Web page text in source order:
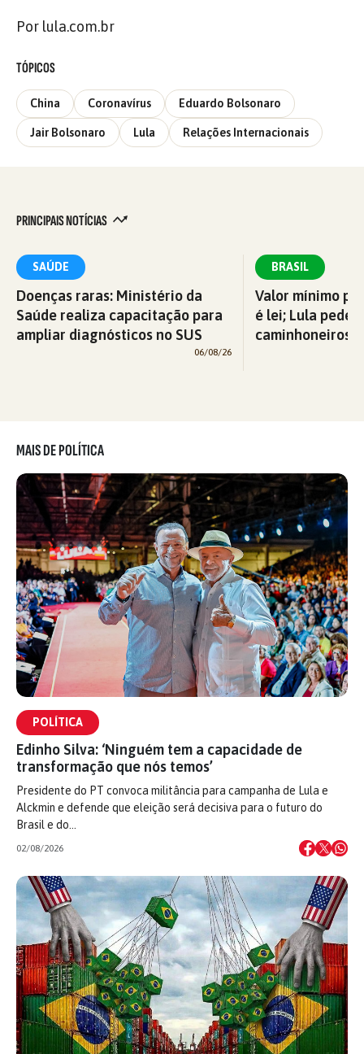
Por lula.com.br
TÓPICOS
China Coronavírus Eduardo Bolsonaro
Jair Bolsonaro Lula Relações Internacionais
PRINCIPAIS NOTÍCIAS
SAÚDE
Doenças raras: Ministério da
Saúde realiza capacitação para
ampliar diagnósticos no SUS
06/08/26
BRASIL
Valor mínimo
é lei; Lula pede
caminhoneiros
MAIS DE POLÍTICA
POLÍTICA
Edinho Silva: ‘Ninguém tem a capacidade de
transformação que nós temos’
Presidente do PT convoca militância para campanha de Lula e
Alckmin e defende que eleição será decisiva para o futuro do
Brasil e do…
02/08/2026